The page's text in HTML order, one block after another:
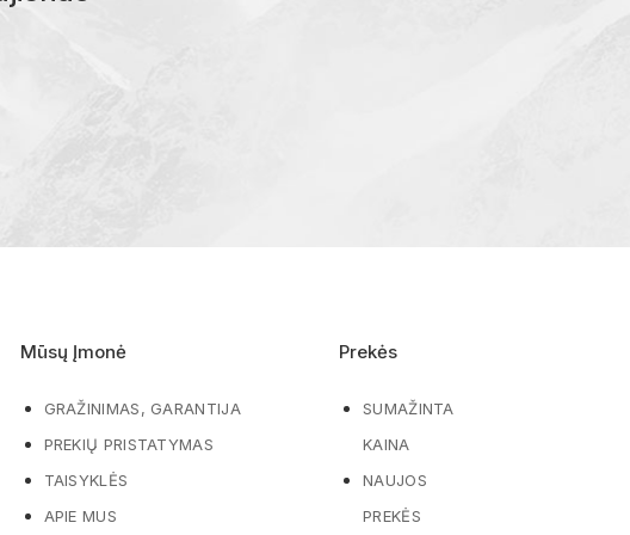
Prekės
SUMAŽINTA
KAINA
NAUJOS
PREKĖS
Mūsų Įmonė
GRAŽINIMAS, GARANTIJA
PREKIŲ PRISTATYMAS
TAISYKLĖS
APIE MUS